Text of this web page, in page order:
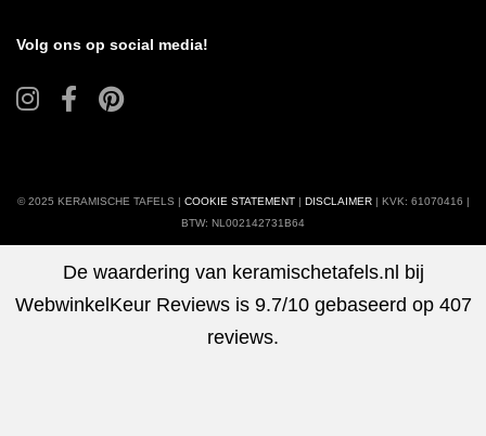
Volg ons op social media!
© 2025 KERAMISCHE TAFELS | COOKIE STATEMENT| DISCLAIMER| KVK: 61070416 |
BTW: NL002142731B64
De waardering van keramischetafels.nl bij
WebwinkelKeur Reviewsis 9.7/10 gebaseerd op 407
reviews.